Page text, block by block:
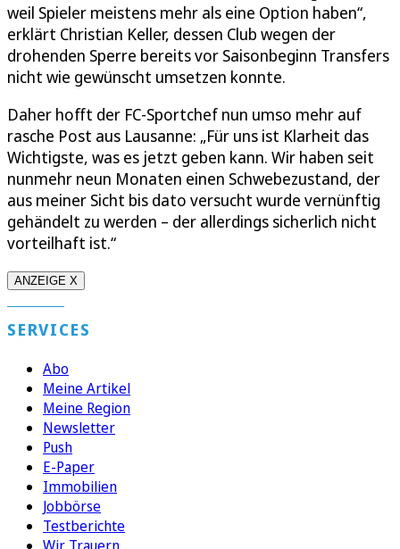
weil Spieler meistens mehr als eine Option haben“,
erklärt Christian Keller, dessen Club wegen der
drohenden Sperre bereits vor Saisonbeginn Transfers
nicht wie gewünscht umsetzen konnte.
Daher hofft der FC-Sportchef nun umso mehr auf
rasche Post aus Lausanne: „Für uns ist Klarheit das
Wichtigste, was es jetzt geben kann. Wir haben seit
nunmehr neun Monaten einen Schwebezustand, der
aus meiner Sicht bis dato versucht wurde vernünftig
gehändelt zu werden – der allerdings sicherlich nicht
vorteilhaft ist.“
ANZEIGE X
SERVICES
Abo
Meine Artikel
Meine Region
Newsletter
Push
E-Paper
Immobilien
Jobbörse
Testberichte